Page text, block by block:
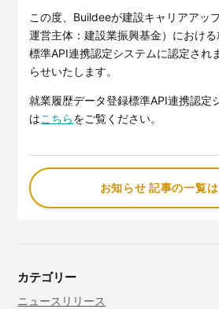
現場に伝える。伝わる。
施工管理業務の標準化と
ウ継承を支援するサービスで
サービスサイトを見る
建設
るサー
この度、Buildeeが建設キャリアアッ
運営主体：建設業振興基金）におけ
標準API連携認定システムに認定され
らせいたします。
就業履歴データ登録標準API連携認定
はこちらをご覧ください。
お知らせ 記事の一覧
カテゴリー
ニュースリリース